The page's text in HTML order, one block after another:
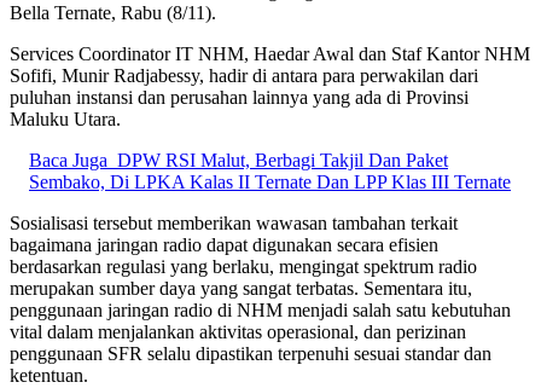
Bella Ternate, Rabu (8/11).
Services Coordinator IT NHM, Haedar Awal dan Staf Kantor NHM
Sofifi, Munir Radjabessy, hadir di antara para perwakilan dari
puluhan instansi dan perusahan lainnya yang ada di Provinsi
Maluku Utara.
Baca Juga DPW RSI Malut, Berbagi Takjil Dan Paket
Sembako, Di LPKA Kalas II Ternate Dan LPP Klas III Ternate
Sosialisasi tersebut memberikan wawasan tambahan terkait
bagaimana jaringan radio dapat digunakan secara efisien
berdasarkan regulasi yang berlaku, mengingat spektrum radio
merupakan sumber daya yang sangat terbatas. Sementara itu,
penggunaan jaringan radio di NHM menjadi salah satu kebutuhan
vital dalam menjalankan aktivitas operasional, dan perizinan
penggunaan SFR selalu dipastikan terpenuhi sesuai standar dan
ketentuan.